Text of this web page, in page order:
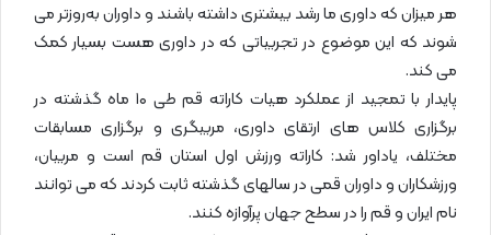
هر میزان که داوری ما رشد بیشتری داشته باشند و داوران به‌روزتر می
شوند که این موضوع در تجربیاتی که در داوری هست بسیار کمک
می کند.
پایدار با تمجید از عملکرد هیات کاراته قم طی ۱۰ ماه گذشته در
برگزاری کلاس های ارتقای داوری، مربیگری و برگزاری مسابقات
مختلف، یاداور شد: کاراته ورزش اول استان قم است و مربیان،
ورزشکاران و داوران قمی در سالهای گذشته ثابت کردند که می توانند
نام ایران و قم را در سطح جهان پرآوازه کنند.